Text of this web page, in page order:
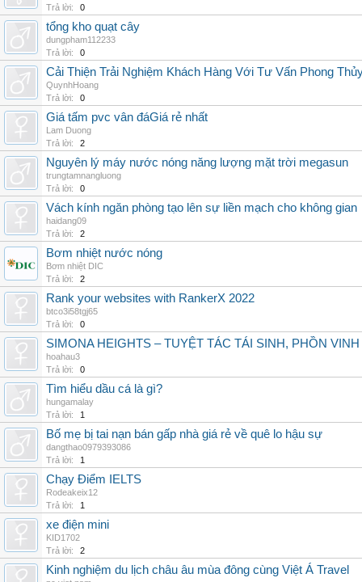
Trả lời:
0
tổng kho quạt cây
dungpham112233
Trả lời:
0
Cải Thiện Trải Nghiệm Khách Hàng Với Tư Vấn Phong
QuynhHoang
Trả lời:
0
Giá tấm pvc vân đáGiá rẻ nhất
Lam Duong
Trả lời:
2
Nguyên lý máy nước nóng năng lượng mặt trời megasun
trungtamnangluong
Trả lời:
0
Vách kính ngăn phòng tạo lên sự liền mạch cho không gian
haidang09
Trả lời:
2
Bơm nhiệt nước nóng
Bơm nhiệt DIC
Trả lời:
2
Rank your websites with RankerX 2022
btco3i58tgj65
Trả lời:
0
SIMONA HEIGHTS – TUYỆT TÁC TÁI SINH, PHỒN
hoahau3
Trả lời:
0
Tìm hiểu dầu cá là gì?
hungamalay
Trả lời:
1
Bố mẹ bị tai nạn bán gấp nhà giá rẻ về quê lo hậu sự
dangthao0979393086
Trả lời:
1
Chạy Điểm IELTS
Rodeakeix12
Trả lời:
1
xe điện mini
KID1702
Trả lời:
2
Kinh nghiệm du lịch châu âu mùa đông cùng Việt Á Travel